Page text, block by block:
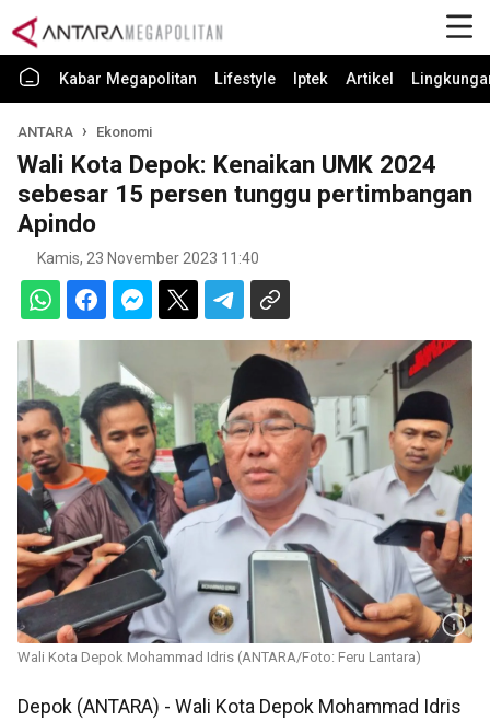
Kabar Megapolitan Lifestyle Iptek Artikel
ANTARA Ekonomi
Wali Kota Depok: Kenaikan UMK 2024
sebesar 15 persen tunggu pertimbangan
Apindo
Kamis, 23 November 2023 11:40
Wali Kota Depok Mohammad Idris (ANTARA/Foto: Feru Lantara)
Depok (ANTARA) - Wali Kota Depok Mohammad Idris